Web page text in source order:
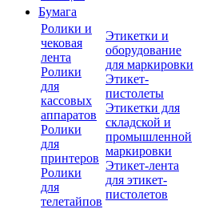
Бумага
Ролики и
чековая
лента
Ролики
для
кассовых
аппаратов
Ролики
для
принтеров
Ролики
для
телетайпов
Этикетки и
оборудование
для маркировки
Этикет-
пистолеты
Этикетки для
складской и
промышленной
маркировки
Этикет-лента
для этикет-
пистолетов